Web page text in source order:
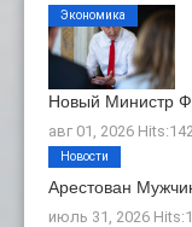
Новый Министр
авг 01, 2026 Hits:142
Экономика
Арестован
июль 31, 2026
Новости